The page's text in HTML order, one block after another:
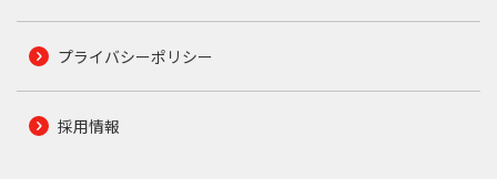
プライバシーポリシー
採用情報